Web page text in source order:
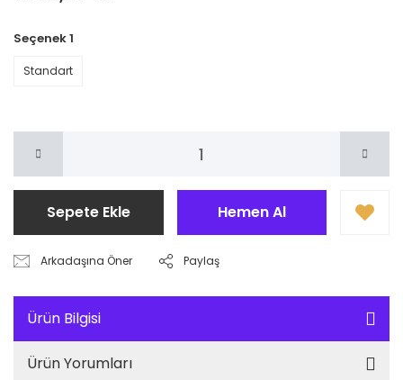
Seçenek 1
Standart
Sepete Ekle Hemen Al
Arkadaşına Öner Paylaş
Ürün Bilgisi
Ürün Yorumları